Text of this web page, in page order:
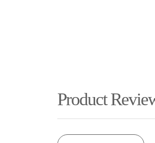
Product